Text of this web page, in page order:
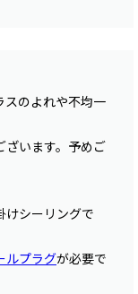
のよれや不均一
ざいます。予めご
シーリングで
ルプラグが必要で